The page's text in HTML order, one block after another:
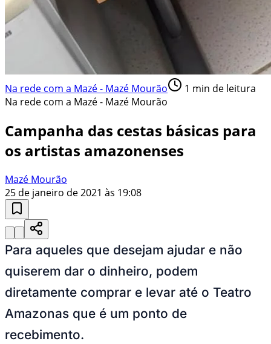
Na rede com a Mazé - Mazé Mourão 1 min de leitura
Na rede com a Mazé - Mazé Mourão
Campanha das cestas básicas para
os artistas amazonenses
Mazé Mourão
25 de janeiro de 2021 às 19:08
Para aqueles que desejam ajudar e não
quiserem dar o dinheiro, podem
diretamente comprar e levar até o Teatro
Amazonas que é um ponto de
recebimento.